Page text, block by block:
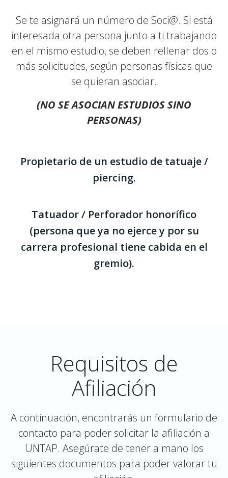
Se te asignará un número de Soci@. Si está
interesada otra persona junto a ti trabajando
en el mismo estudio, se deben rellenar dos o
más solicitudes, según personas físicas que
se quieran asociar.
(NO SE ASOCIAN ESTUDIOS SINO
PERSONAS)
Propietario de un estudio de tatuaje /
piercing.
Tatuador / Perforador honorífico
(persona que ya no ejerce y por su
carrera profesional tiene cabida en el
gremio).
Requisitos de
Afiliación
A continuación, encontrarás un formulario de
contacto para poder solicitar la afiliación a
UNTAP. Asegúrate de tener a mano los
siguientes documentos para poder valorar tu